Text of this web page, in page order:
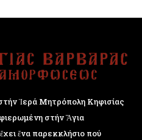
Ἱερά Μητρόπολη Κηφισίας
στήν Ἅγια
ἕνα παρεκκλήσιο πού